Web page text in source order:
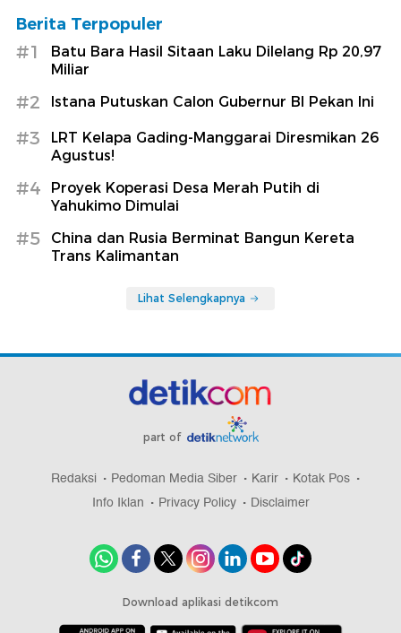
Berita Terpopuler
#1
Batu Bara Hasil Sitaan Laku Dilelang Rp 20,97
Miliar
#2 Istana Putuskan Calon Gubernur BI Pekan Ini
#3
LRT Kelapa Gading-Manggarai Diresmikan 26
Agustus!
#4
Proyek Koperasi Desa Merah Putih di
Yahukimo Dimulai
#5
China dan Rusia Berminat Bangun Kereta
Trans Kalimantan
Lihat Selengkapnya
part of
Redaksi Pedoman Media Siber Karir
Kotak Pos
Info Iklan
Privacy Policy Disclaimer
Download aplikasi detikcom